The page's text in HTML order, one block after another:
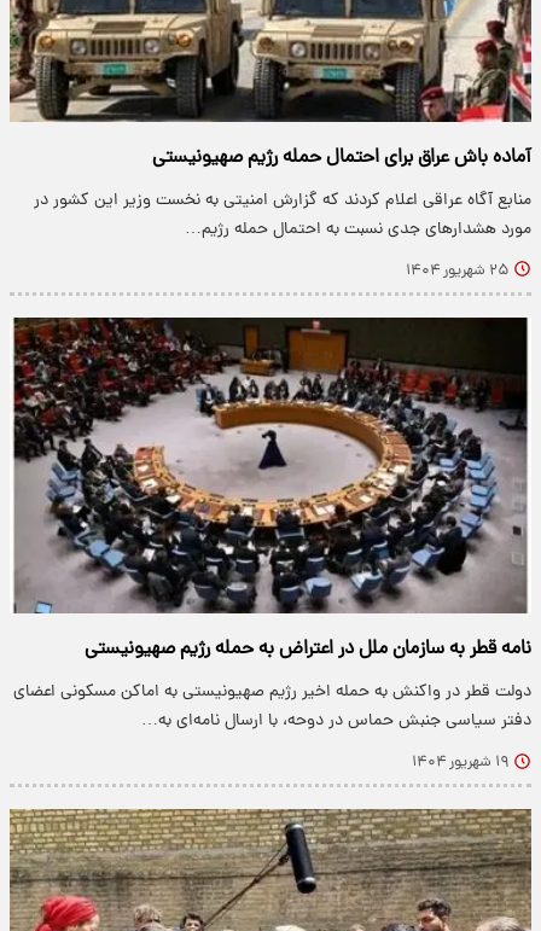
آماده باش عراق برای احتمال حمله رژیم صهیونیستی
منابع آگاه عراقی اعلام کردند که گزارش امنیتی به نخست وزیر این کشور در
مورد هشدارهای جدی نسبت به احتمال حمله رژیم…
۲۵ شهریور ۱۴۰۴
نامه قطر به سازمان ملل در اعتراض به حمله رژیم صهیونیستی
دولت قطر در واکنش به حمله اخیر رژیم صهیونیستی به اماکن مسکونی اعضای
دفتر سیاسی جنبش حماس در دوحه، با ارسال نامه‌ای به…
۱۹ شهریور ۱۴۰۴